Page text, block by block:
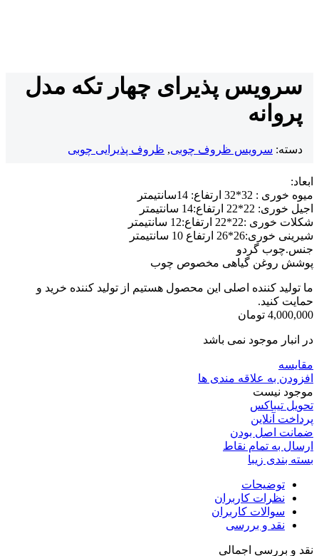
سرویس پذیرای چهار تکه مدل
پروانه
دسته: سرویس ظروف چوبی, ظروف پذیرایی چوبی
ابعاد:
میوه خوری : 32*32 ارتفاع: 14سانتیمتر
اجیل خوری: 22*22 ارتفاع:14 سانتیمتر
شکلات خوری :22*22 ارتفاع:12 سانتیمتر
شیرینی خوری:26*26 ارتفاع 10 سانتیمتر
جنس.چوب گردو
پوشش روغن گیاهی مخصوص چوب
ما تولید کننده اصلی این محصول هستیم از تولید کننده خرید و
حمایت کنید.
4,000,000 تومان
در انبار موجود نمی باشد
مقایسه
افزودن به علاقه مندی ها
موجود نیست
تحویل تیباکس
پرداخت آنلاین
ضمانت اصل بودن
ارسال به تمام نقاط
بسته بندی زیبا
توضیحات
نظرات کاربران
سوالات کاربران
نقد و بررسی
نقد و بررسی اجمالی